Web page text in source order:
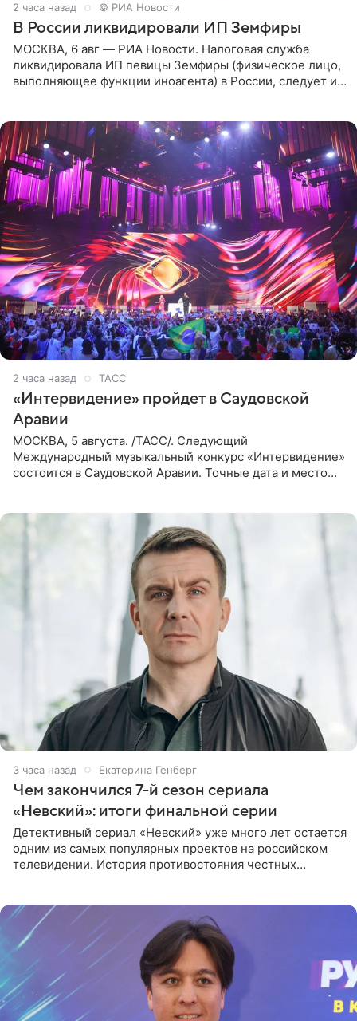
2 часа назад © РИА Новости
В России ликвидировали ИП Земфиры
МОСКВА, 6 авг — РИА Новости. Налоговая служба
ликвидировала ИП певицы Земфиры (физическое лицо,
выполняющее функции иноагента) в России, следует из
2 часа назад ТАСС
«Интервидение» пройдет в Саудовской
Аравии
МОСКВА, 5 августа. /ТАСС/. Следующий
Международный музыкальный конкурс «Интервидение»
состоится в Саудовской Аравии. Точные дата и место
3 часа назад Екатерина Генберг
Чем закончился 7-й сезон сериала
«Невский»: итоги финальной серии
Детективный сериал «Невский» уже много лет остается
одним из самых популярных проектов на российском
телевидении. История противостояния честных